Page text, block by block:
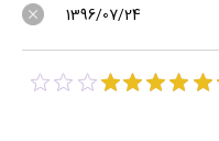
1396/07/24